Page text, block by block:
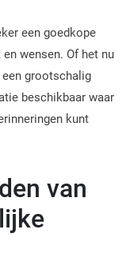
een goedkope
wensen. Of het nu
grootschalig
beschikbaar waar
kunt
van